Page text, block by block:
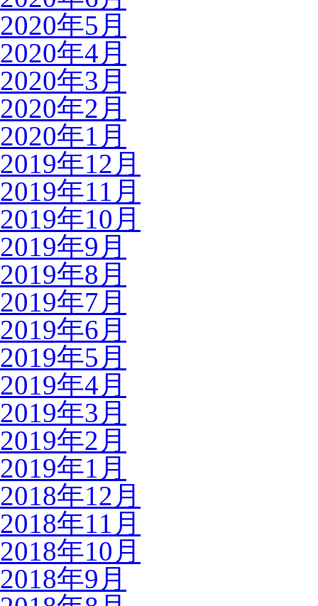
2020年5月
2020年4月
2020年3月
2020年2月
2020年1月
2019年12月
2019年11月
2019年10月
2019年9月
2019年8月
2019年7月
2019年6月
2019年5月
2019年4月
2019年3月
2019年2月
2019年1月
2018年12月
2018年11月
2018年10月
2018年9月